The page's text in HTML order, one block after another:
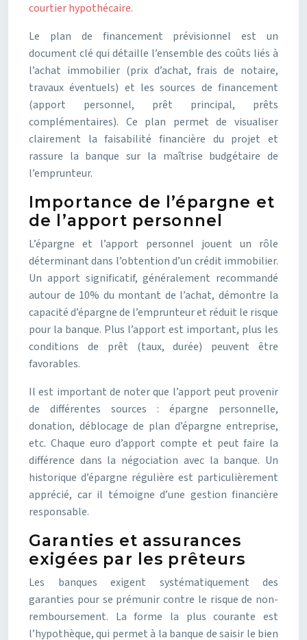
courtier hypothécaire.
Le plan de financement prévisionnel est un
document clé qui détaille l’ensemble des coûts liés à
l’achat immobilier (prix d’achat, frais de notaire,
travaux éventuels) et les sources de financement
(apport personnel, prêt principal, prêts
complémentaires). Ce plan permet de visualiser
clairement la faisabilité financière du projet et
rassure la banque sur la maîtrise budgétaire de
l’emprunteur.
Importance de l’épargne et
de l’apport personnel
L’épargne et l’apport personnel jouent un rôle
déterminant dans l’obtention d’un crédit immobilier.
Un apport significatif, généralement recommandé
autour de 10% du montant de l’achat, démontre la
capacité d’épargne de l’emprunteur et réduit le risque
pour la banque. Plus l’apport est important, plus les
conditions de prêt (taux, durée) peuvent être
favorables.
Il est important de noter que l’apport peut provenir
de différentes sources : épargne personnelle,
donation, déblocage de plan d’épargne entreprise,
etc. Chaque euro d’apport compte et peut faire la
différence dans la négociation avec la banque. Un
historique d’épargne régulière est particulièrement
apprécié, car il témoigne d’une gestion financière
responsable.
Garanties et assurances
exigées par les prêteurs
Les banques exigent systématiquement des
garanties pour se prémunir contre le risque de non-
remboursement. La forme la plus courante est
l’hypothèque, qui permet à la banque de saisir le bien